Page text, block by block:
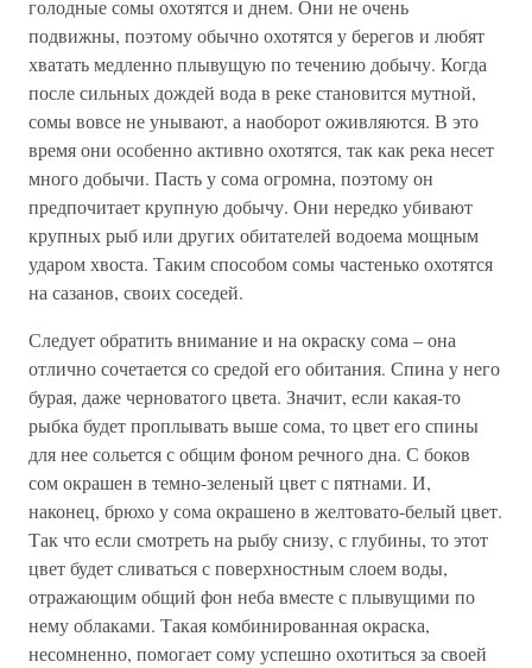
голодные сомы охотятся и днем. Они не очень
подвижны, поэтому обычно охотятся у берегов и любят
хватать медленно плывущую по течению добычу. Когда
после сильных дождей вода в реке становится мутной,
сомы вовсе не унывают, а наоборот оживляются. В это
время они особенно активно охотятся, так как река несет
много добычи. Пасть у сома огромна, поэтому он
предпочитает крупную добычу. Они нередко убивают
крупных рыб или других обитателей водоема мощным
ударом хвоста. Таким способом сомы частенько охотятся
на сазанов, своих соседей.
Следует обратить внимание и на окраску сома – она
отлично сочетается со средой его обитания. Спина у него
бурая, даже черноватого цвета. Значит, если какая-то
рыбка будет проплывать выше сома, то цвет его спины
для нее сольется с общим фоном речного дна. С боков
сом окрашен в темно-зеленый цвет с пятнами. И,
наконец, брюхо у сома окрашено в желтовато-белый цвет.
Так что если смотреть на рыбу снизу, с глубины, то этот
цвет будет сливаться с поверхностным слоем воды,
отражающим общий фон неба вместе с плывущими по
нему облаками. Такая комбинированная окраска,
несомненно, помогает сому успешно охотиться за своей